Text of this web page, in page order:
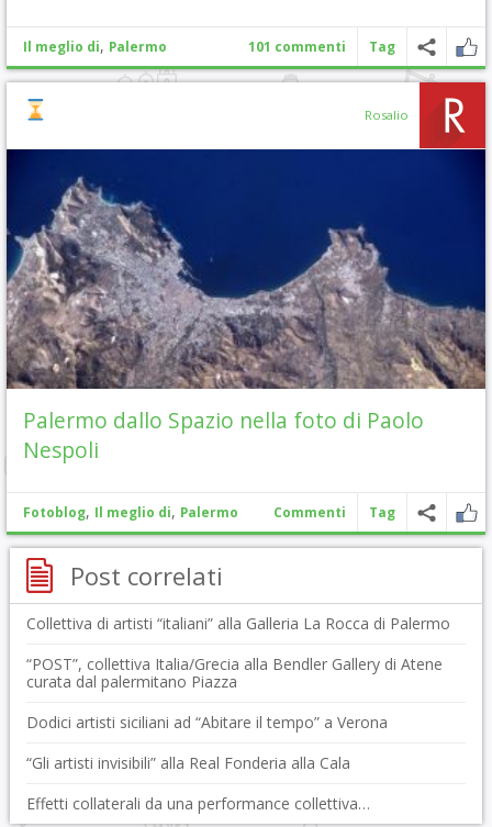
Il meglio di, Palermo 101 commenti Tag
Rosalio
Palermo dallo Spazio nella foto di Paolo
Nespoli
Fotoblog, Il meglio di, Palermo Commenti Tag
Post correlati
Collettiva di artisti “italiani” alla Galleria La Rocca di Palermo
“POST”, collettiva Italia/Grecia alla Bendler Gallery di Atene
curata dal palermitano Piazza
Dodici artisti siciliani ad “Abitare il tempo” a Verona
“Gli artisti invisibili” alla Real Fonderia alla Cala
Effetti collaterali da una performance collettiva…